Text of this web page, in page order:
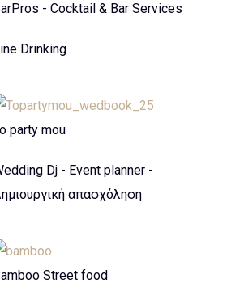
- Cocktail & Bar Services
Drinking
party mou
Dj - Event planner -
απασχόληση
Street food